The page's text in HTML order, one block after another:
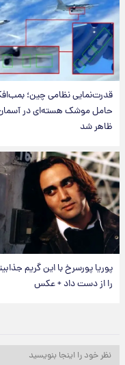
قدرت‌نمایی نظامی چین؛
حامل موشک هسته‌ای در
ظاهر شد
پوریا پورسرخ با این گریم
را از دست داد + عکس